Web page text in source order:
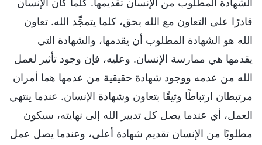
قادرًا على التعاون مع الله بحق، كلما يتمجِّد الله. تعاون
الله هو الشهادة المطلوب أن يقدمها، والشهادة التي
يقدمها هي ممارسة الإنسان. وعليه، فإن وجود تأثير لعمل
الله من عدمه ووجود شهادة حقيقية من عدمها هما أمران
مرتبطان ارتباطًا وثيقًا بتعاون وشهادة الإنسان. عندما ينتهي
العمل، أي عندما يصل كل تدبير الله إلى نهايته، سيكون
مطلوبًا من الإنسان تقديم شهادة أعلى، وعندما يصل عمل